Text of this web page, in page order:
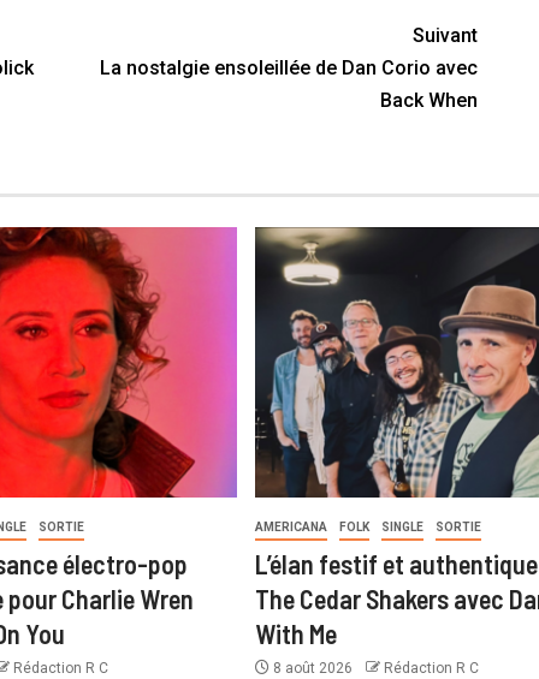
Suivant
La nostalgie ensoleillée de Dan Corio avec
Back When
SORTIE
électro-pop
Charlie Wren
You
Rédaction R C
AMERICANA FOLK SINGLE SORTIE
L’élan festif et
The Cedar Shakers avec
With Me
8 août 2026 Rédaction R C